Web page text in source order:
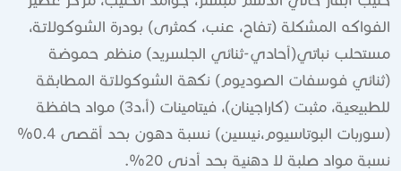
الفواكه المشكلة (تفاح، عنب، كمثرى) بودرة الشوكولاتة،
مستحلب نباتي(أحادي-ثنائي الجلسريد) منظم حموضة
(ثنائي فوسفات الصوديوم) نكهة الشوكولاتة المطابقة
للطبيعية، مثبت (كاراجينان)، فيتامينات (أ،د3) مواد حافظة
(سوربات البوتاسيوم،نيسين) نسبة دهون بحد أقصى 0.4%
نسبة مواد صلبة لا دهنية بحد أدنى 20%.